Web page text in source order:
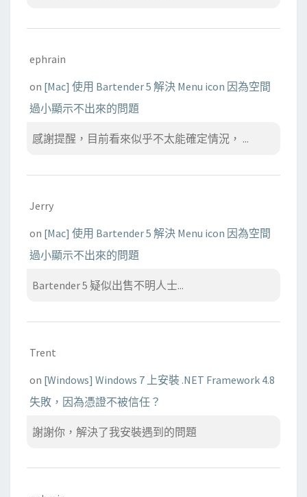
ephrain
on [Mac] 使用 Bartender 5 解決 Menu icon 因為空間
過小顯示不出來的問題
感謝提醒，目前看來似乎不太能確定情況， ...
Jerry
on [Mac] 使用 Bartender 5 解決 Menu icon 因為空間
過小顯示不出來的問題
Bartender 5 疑似出售不明人士...
Trent
on [Windows] Windows 7 上安裝 .NET Framework 4.8
失敗，因為憑證不被信任？
謝謝你，解決了我安裝遇到的問題